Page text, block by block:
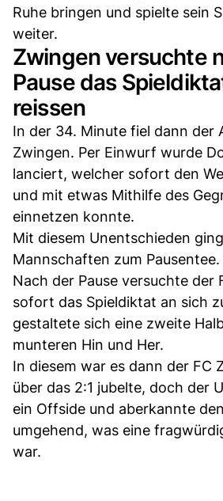
Ruhe bringen und spielte sein
weiter.
Zwingen versuchte
Pause das
reissen
In der 34. Minute fiel dann der
Zwingen. Per Einwurf wurde
lanciert, welcher sofort den
und mit etwas Mithilfe des
einnetzen konnte.
Mit diesem Unentschieden
Mannschaften zum Pausentee.
Nach der Pause versuchte der
sofort das Spieldiktat an sich
gestaltete sich eine zweite
munteren Hin und Her.
In diesem war es dann der FC
über das 2:1 jubelte, doch der
ein Offside und aberkannte
umgehend, was eine
war.